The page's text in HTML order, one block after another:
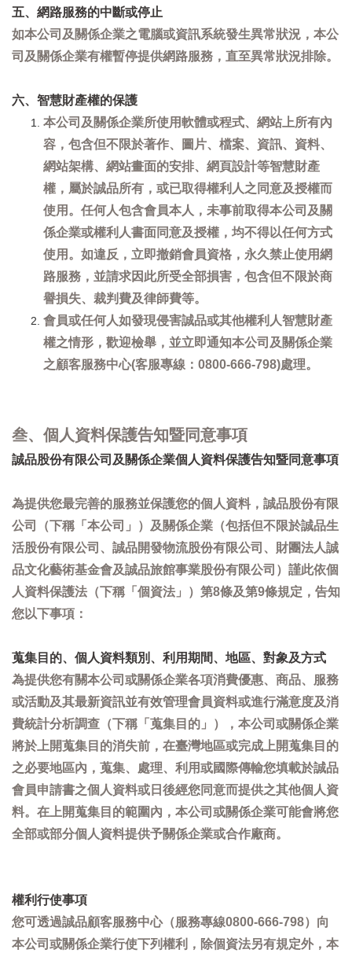
五、網路服務的中斷或停止
如本公司及關係企業之電腦或資訊系統發生異常狀況，本公
司及關係企業有權暫停提供網路服務，直至異常狀況排除。
六、智慧財產權的保護
本公司及關係企業所使用軟體或程式、網站上所有內
容，包含但不限於著作、圖片、檔案、資訊、資料、
網站架構、網站畫面的安排、網頁設計等智慧財產
權，屬於誠品所有，或已取得權利人之同意及授權而
使用。任何人包含會員本人，未事前取得本公司及關
係企業或權利人書面同意及授權，均不得以任何方式
使用。如違反，立即撤銷會員資格，永久禁止使用網
路服務，並請求因此所受全部損害，包含但不限於商
譽損失、裁判費及律師費等。
會員或任何人如發現侵害誠品或其他權利人智慧財產
權之情形，歡迎檢舉，並立即通知本公司及關係企業
之顧客服務中心(客服專線：0800-666-798)處理。
叁、個人資料保護告知暨同意事項
誠品股份有限公司及關係企業個人資料保護告知暨同意事項
為提供您最完善的服務並保護您的個人資料，誠品股份有限
公司（下稱「本公司」）及關係企業（包括但不限於誠品生
活股份有限公司、誠品開發物流股份有限公司、財團法人誠
品文化藝術基金會及誠品旅館事業股份有限公司）謹此依個
人資料保護法（下稱「個資法」）第8條及第9條規定，告知
您以下事項：
蒐集目的、個人資料類別、利用期間、地區、對象及方式
為提供您有關本公司或關係企業各項消費優惠、商品、服務
或活動及其最新資訊並有效管理會員資料或進行滿意度及消
費統計分析調查（下稱「蒐集目的」），本公司或關係企業
將於上開蒐集目的消失前，在臺灣地區或完成上開蒐集目的
之必要地區內，蒐集、處理、利用或國際傳輸您填載於誠品
會員申請書之個人資料或日後經您同意而提供之其他個人資
料。在上開蒐集目的範圍內，本公司或關係企業可能會將您
全部或部分個人資料提供予關係企業或合作廠商。
權利行使事項
您可透過誠品顧客服務中心（服務專線0800-666-798）向
本公司或關係企業行使下列權利，除個資法另有規定外，本